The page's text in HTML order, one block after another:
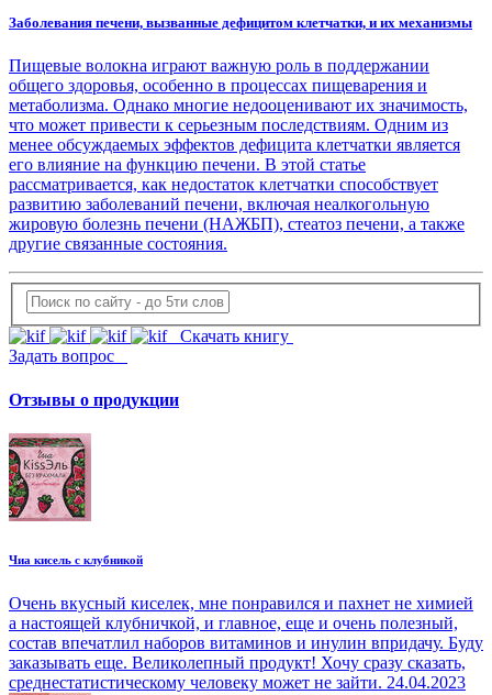
Заболевания печени, вызванные дефицитом клетчатки, и их механизмы
Пищевые волокна играют важную роль в поддержании
общего здоровья, особенно в процессах пищеварения и
метаболизма. Однако многие недооценивают их значимость,
что может привести к серьезным последствиям. Одним из
менее обсуждаемых эффектов дефицита клетчатки является
его влияние на функцию печени. В этой статье
рассматривается, как недостаток клетчатки способствует
развитию заболеваний печени, включая неалкогольную
жировую болезнь печени (НАЖБП), стеатоз печени, а также
другие связанные состояния.
Скачать книгу
Задать вопрос
Отзывы о продукции
Чиа кисель с клубникой
Очень вкусный киселек, мне понравился и пахнет не химией
а настоящей клубничкой, и главное, еще и очень полезный,
состав впечатлил наборов витаминов и инулин впридачу. Буду
заказывать еще. Великолепный продукт! Хочу сразу сказать,
среднестатистическому человеку может не зайти. 24.04.2023